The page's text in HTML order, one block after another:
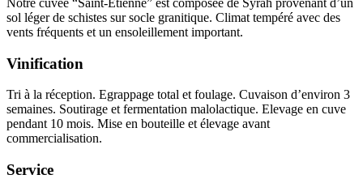
sol léger de schistes sur socle granitique. Climat tempéré avec des
vents fréquents et un ensoleillement important.
Vinification
Tri à la réception. Egrappage total et foulage. Cuvaison d’environ 3
semaines. Soutirage et fermentation malolactique. Elevage en cuve
pendant 10 mois. Mise en bouteille et élevage avant
commercialisation.
Service